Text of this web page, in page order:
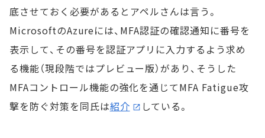
底させておく必要があるとアペルさんは言う。
MicrosoftのAzureには、MFA認証の確認通知に番号を
表示して、その番号を認証アプリに入力するよう求め
る機能（現段階ではプレビュー版）があり、そうした
MFAコントロール機能の強化を通じてMFA Fatigue攻
撃を防ぐ対策を同氏は紹介 している。